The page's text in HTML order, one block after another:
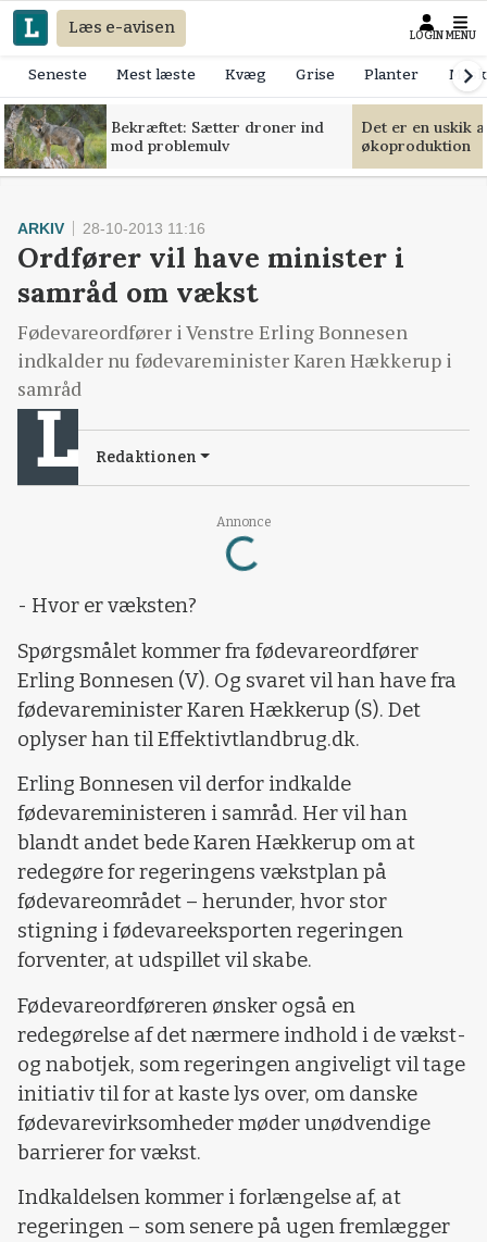
Læs e-avisen LOGIN MENU
Seneste Mest læste Kvæg Grise Planter
Bekræftet: Sætter droner ind
mod problemulv
Det er en uskik
økoproduktion
Annonce
Loading...
ARKIV 28-10-2013 11:16
Ordfører vil have minister i
samråd om vækst
Fødevareordfører i Venstre Erling Bonnesen
indkalder nu fødevareminister Karen Hækkerup i
samråd
Redaktionen
- Hvor er væksten?
Spørgsmålet kommer fra fødevareordfører
Erling Bonnesen (V). Og svaret vil han have fra
fødevareminister Karen Hækkerup (S). Det
oplyser han til Effektivtlandbrug.dk.
Erling Bonnesen vil derfor indkalde
fødevareministeren i samråd. Her vil han
blandt andet bede Karen Hækkerup om at
redegøre for regeringens vækstplan på
fødevareområdet – herunder, hvor stor
stigning i fødevareeksporten regeringen
forventer, at udspillet vil skabe.
Fødevareordføreren ønsker også en
redegørelse af det nærmere indhold i de vækst-
og nabotjek, som regeringen angiveligt vil tage
initiativ til for at kaste lys over, om danske
fødevarevirksomheder møder unødvendige
barrierer for vækst.
Indkaldelsen kommer i forlængelse af, at
regeringen – som senere på ugen fremlægger